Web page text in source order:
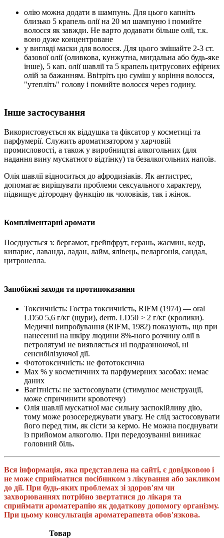
олію можна додати в шампунь. Для цього капніть
близько 5 крапель олії на 20 мл шампуню і помийте
волосся як завжди. Не варто додавати більше олії, т.к.
воно дуже концентроване
у вигляді маски для волосся. Для цього змішайте 2-3 ст.
базової олії (оливкова, кунжутна, мигдальна або будь-яке
інше), 5 кап. олії шавлії та 5 крапель цитрусових ефірних
олій за бажанням. Ввітріть цю суміш у коріння волосся,
"утепліть" голову і помийте волосся через годину.
Інше застосування
Використовується як віддушка та фіксатор у косметиці та
парфумерії. Служить ароматизатором у харчовій
промисловості, а також у виробництві алкогольних (для
надання вину мускатного відтінку) та безалкогольних напоїв.
Олія шавлії відноситься до афродизіаків. Як антистрес,
допомагає вирішувати проблеми сексуального характеру,
підвищує дітородну функцію як чоловіків, так і жінок.
Компліментарні аромати
Поєднується з: бергамот, грейпфрут, герань, жасмин, кедр,
кипарис, лаванда, ладан, лайм, ялівець, пеларгонія, сандал,
цитронелла.
Запобіжні заходи та протипоказання
Токсичність: Гостра токсичність, RIFM (1974) — oral
LD50 5,6 г/кг (щури), derm. LD50 > 2 г/кг (кролики).
Медичні випробування (RIFM, 1982) показують, що при
нанесенні на шкіру людини 8%-ного розчину олії в
петролятумі не виявляється ні подразнюючої, ні
сенсибілізуючої дії.
Фототоксичність: не фототоксична
Max % у косметичних та парфумерних засобах: немає
даних
Вагітність: не застосовувати (стимулює менструації,
може спричинити кровотечу)
Олія шавлії мускатної має сильну заспокійливу дію,
тому може розосереджувати увагу. Не слід застосовувати
його перед тим, як сісти за кермо. Не можна поєднувати
із прийомом алкоголю. При передозуванні виникає
головний біль.
Вся інформація, яка представлена ​​на сайті, є довідковою і
не може сприйматися посібником з лікування або закликом
до дії. При будь-яких проблемах зі здоров'ям чи
захворюваннях потрібно звертатися до лікаря та
сприймати ароматерапію як додаткову допомогу організму.
При цьому консультація ароматерапевта обов'язкова.
Товар